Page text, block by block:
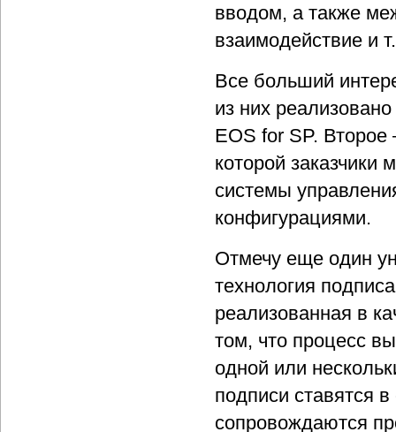
вводом, а также
взаимодействие и
Все больший
из них
EOS for SP.
которой заказчики
системы
конфигурациями.
Отмечу еще один
технология
реализованная в
том, что процесс
одной или
подписи ставятся
сопровождаются